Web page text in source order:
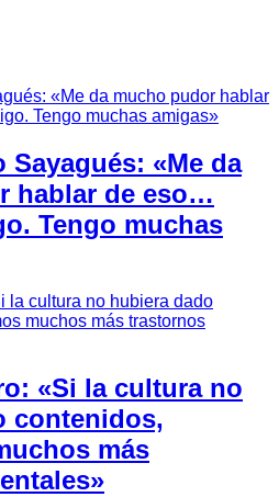
«Me da
hablar de eso…
Tengo muchas
«Si la cultura no
contenidos,
más